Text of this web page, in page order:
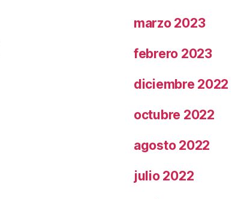
marzo 2023
febrero 2023
diciembre 2022
octubre 2022
agosto 2022
julio 2022